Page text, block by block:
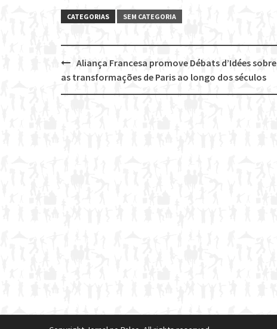
CATEGORIAS SEM CATEGORIA
Post
navigation
Aliança Francesa promove Débats d’Idées sobre
as transformações de Paris ao longo dos séculos